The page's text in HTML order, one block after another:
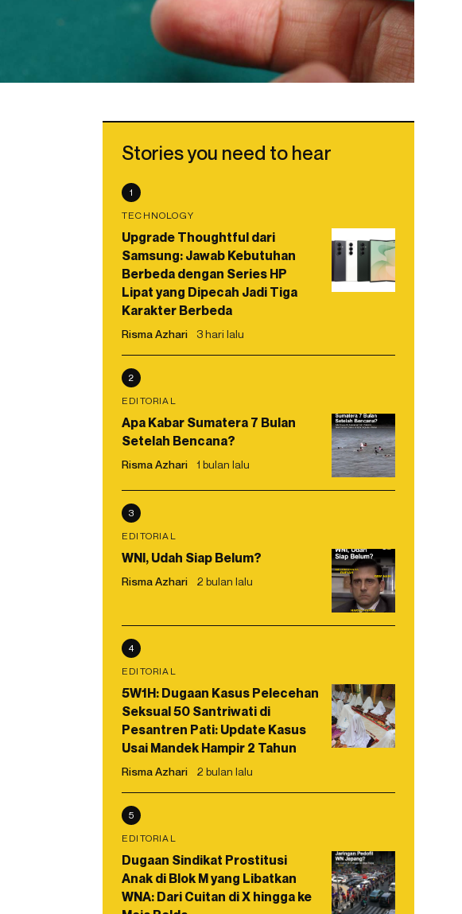
Stories you need to hear
1
TECHNOLOGY
Upgrade Thoughtful dari
Samsung: Jawab Kebutuhan
Berbeda dengan Series HP
Lipat yang Dipecah Jadi Tiga
Karakter Berbeda
Risma Azhari 3 hari lalu
2
EDITORIAL
Apa Kabar Sumatera 7 Bulan
Setelah Bencana?
Risma Azhari 1 bulan lalu
3
EDITORIAL
WNI, Udah Siap Belum?
Risma Azhari 2 bulan lalu
4
EDITORIAL
5W1H: Dugaan Kasus Pelecehan
Seksual 50 Santriwati di
Pesantren Pati: Update Kasus
Usai Mandek Hampir 2 Tahun
Risma Azhari 2 bulan lalu
5
EDITORIAL
Dugaan Sindikat Prostitusi
Anak di Blok M yang Libatkan
WNA: Dari Cuitan di X hingga ke